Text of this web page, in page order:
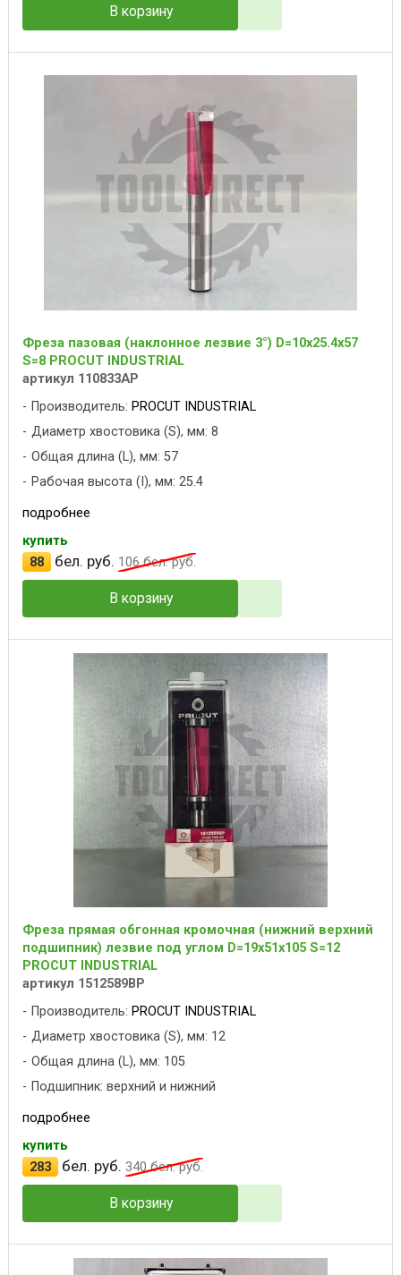
В корзину
Фреза пазовая (наклонное лезвие 3°) D=10x25.4x57
S=8 PROCUT INDUSTRIAL
артикул 110833AP
Производитель: PROCUT INDUSTRIAL
Диаметр хвостовика (S), мм: 8
Общая длина (L), мм: 57
Рабочая высота (I), мм: 25.4
подробнее
купить
88
бел. руб. 106бел. руб.
В корзину
Фреза прямая обгонная кромочная (нижний верхний
подшипник) лезвие под углом D=19x51x105 S=12
PROCUT INDUSTRIAL
артикул 1512589BP
Производитель: PROCUT INDUSTRIAL
Диаметр хвостовика (S), мм: 12
Общая длина (L), мм: 105
Подшипник: верхний и нижний
подробнее
купить
283
бел. руб. 340бел. руб.
В корзину